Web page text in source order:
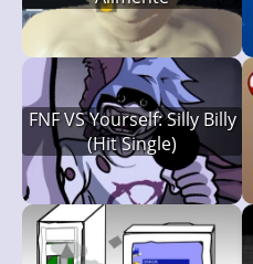
FNF VS Yourself: Silly Billy
(Hit Single)